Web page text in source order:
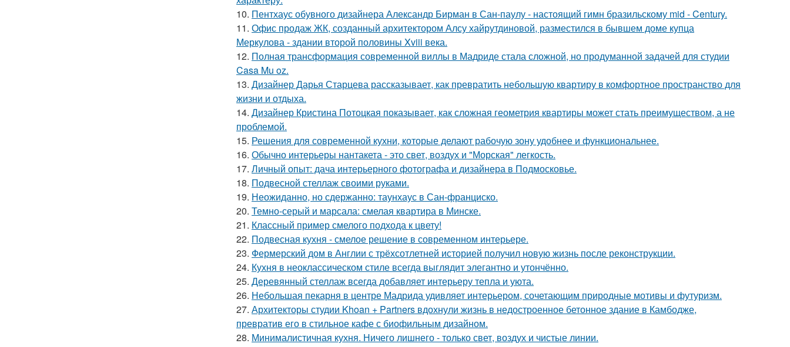
10. Пентхаус обувного дизайнера Александр Бирман в Сан-паулу - настоящий гимн бразильскому mid - Century.
11. Офис продаж ЖК, созданный архитектором Алсу хайрутдиновой, разместился в бывшем доме купца
Меркулова - здании второй половины Xviii века.
12. Полная трансформация современной виллы в Мадриде стала сложной, но продуманной задачей для студии
Casa Mu oz.
13. Дизайнер Дарья Старцева рассказывает, как превратить небольшую квартиру в комфортное пространство для
жизни и отдыха.
14. Дизайнер Кристина Потоцкая показывает, как сложная геометрия квартиры может стать преимуществом, а не
проблемой.
15. Решения для современной кухни, которые делают рабочую зону удобнее и функциональнее.
16. Обычно интерьеры нантакета - это свет, воздух и "Морская" легкость.
17. Личный опыт: дача интерьерного фотографа и дизайнера в Подмосковье.
18. Подвесной стеллаж своими руками.
19. Неожиданно, но сдержанно: таунхаус в Сан-франциско.
20. Темно-серый и марсала: смелая квартира в Минске.
21. Классный пример смелого подхода к цвету!
22. Подвесная кухня - смелое решение в современном интерьере.
23. Фермерский дом в Англии с трёхсотлетней историей получил новую жизнь после реконструкции.
24. Кухня в неоклассическом стиле всегда выглядит элегантно и утончённо.
25. Деревянный стеллаж всегда добавляет интерьеру тепла и уюта.
26. Небольшая пекарня в центре Мадрида удивляет интерьером, сочетающим природные мотивы и футуризм.
27. Архитекторы студии Khoan + Partners вдохнули жизнь в недостроенное бетонное здание в Камбодже,
превратив его в стильное кафе с биофильным дизайном.
28. Минималистичная кухня. Ничего лишнего - только свет, воздух и чистые линии.